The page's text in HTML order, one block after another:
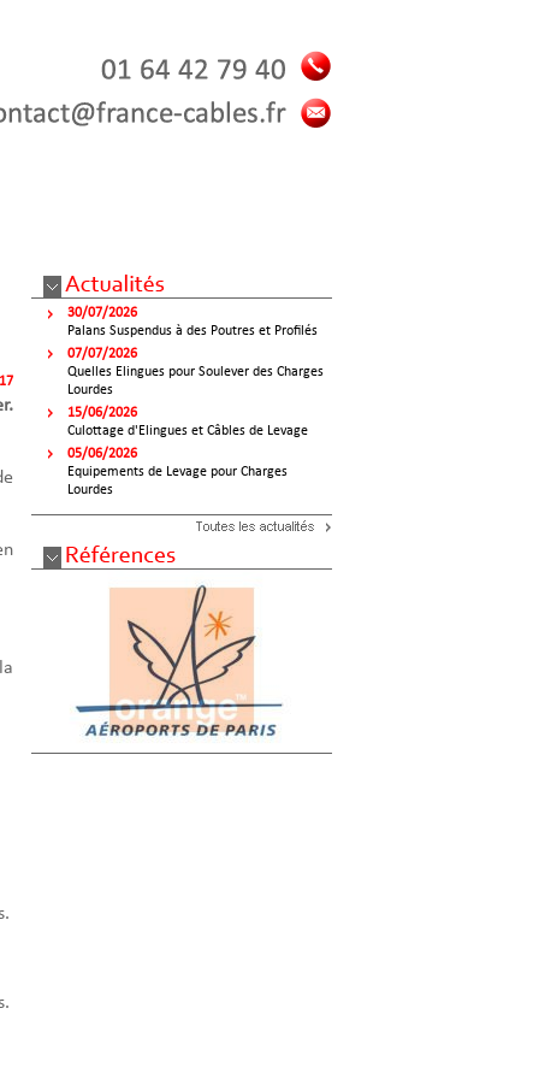
30/07/2026
Palans Suspendus à des Poutres et Profilés
07/07/2026
Quelles Elingues pour Soulever des Charges
Lourdes
15/06/2026
Culottage d'Elingues et Câbles de Levage
05/06/2026
Equipements de Levage pour Charges
Lourdes